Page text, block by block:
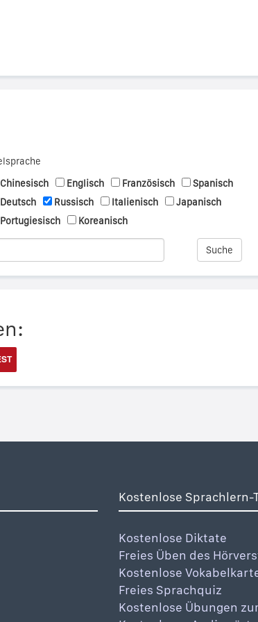
Chinesisch
Englisch Französisch
Spanisch
Deutsch
Russisch Italienisch
Japanisch
Portugiesisch
Koreanisch
Suche
Kostenlose Sprachlern-
Kostenlose Diktate
Freies Üben des
Kostenlose
Freies Sprachquiz
Kostenlose Übungen